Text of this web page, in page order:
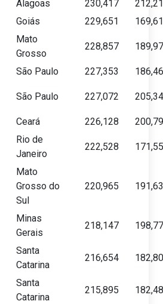
Alagoas 230,417
Goiás 229,651
Mato
Grosso
228,857
São Paulo 227,353
São Paulo 227,072
Ceará 226,128
Rio de
Janeiro
222,528
Mato
Grosso do
Sul
220,965
Minas
Gerais
218,147
Santa
Catarina
216,654
Santa
Catarina
215,895